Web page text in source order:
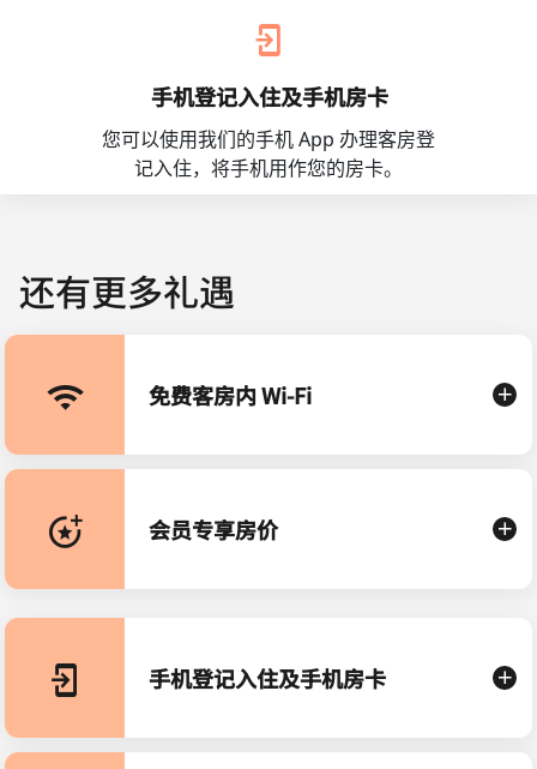
手机登记入住及手机房卡
您可以使用我们的手机 App 办理客房登
记入住，将手机用作您的房卡。
还有更多礼遇
免费客房内 Wi-Fi
会员专享房价
手机登记入住及手机房卡